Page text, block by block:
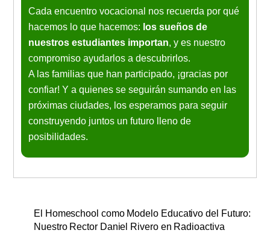
Cada encuentro vocacional nos recuerda por qué
hacemos lo que hacemos: los sueños de
nuestros estudiantes importan, y es nuestro
compromiso ayudarlos a descubrirlos.
A las familias que han participado, ¡gracias por
confiar! Y a quienes se seguirán sumando en las
próximas ciudades, los esperamos para seguir
construyendo juntos un futuro lleno de
posibilidades.
El Homeschool como Modelo Educativo del Futuro:
Nuestro Rector Daniel Rivero en Radioactiva